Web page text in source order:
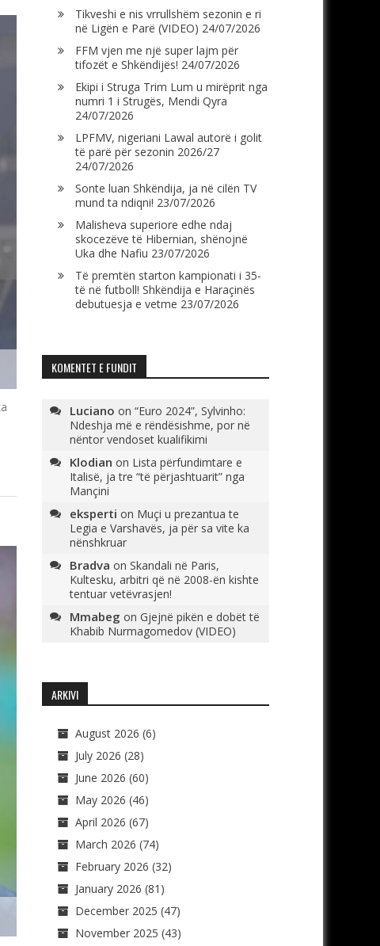
Tikveshi e nis vrrullshëm sezonin e ri
në Ligën e Parë (VIDEO) 24/07/2026
FFM vjen me një super lajm për
tifozët e Shkëndijës! 24/07/2026
Ekipi i Struga Trim Lum u mirëprit nga
numri 1 i Strugës, Mendi Qyra
24/07/2026
LPFMV, nigeriani Lawal autorë i golit
të parë për sezonin 2026/27
24/07/2026
Sonte luan Shkëndija, ja në cilën TV
mund ta ndiqni! 23/07/2026
Malisheva superiore edhe ndaj
skocezëve të Hibernian, shënojnë
Uka dhe Nafiu 23/07/2026
Të premtën starton kampionati i 35-
të në futboll! Shkëndija e Haraçinës
debutuesja e vetme 23/07/2026
KOMENTET E FUNDIT
Luciano on “Euro 2024”, Sylvinho:
Ndeshja më e rëndësishme, por në
nëntor vendoset kualifikimi
Klodian on Lista përfundimtare e
Italisë, ja tre “të përjashtuarit” nga
Mançini
eksperti on Muçi u prezantua te
Legia e Varshavës, ja për sa vite ka
nënshkruar
Bradva on Skandali në Paris,
Kultesku, arbitri që në 2008-ën kishte
tentuar vetëvrasjen!
Mmabeg on Gjejnë pikën e dobët të
Khabib Nurmagomedov (VIDEO)
ARKIVI
August 2026 (6)
July 2026 (28)
June 2026 (60)
May 2026 (46)
April 2026 (67)
March 2026 (74)
February 2026 (32)
January 2026 (81)
December 2025 (47)
November 2025 (43)